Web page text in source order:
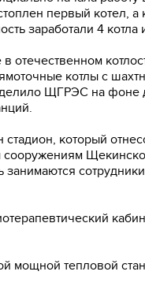
первый котел, а
заработали 4 котла
отечественном
котлы с
ЩГРЭС на фоне
стадион, который
сотрудники
мощной тепловой